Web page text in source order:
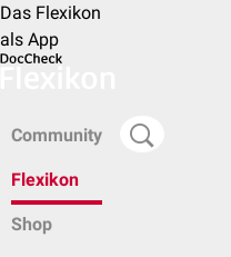
Das Flexikon
als App
Community
Flexikon
Shop